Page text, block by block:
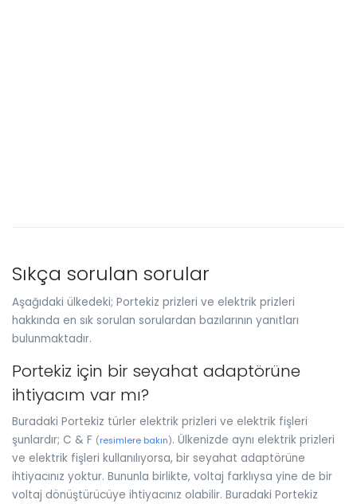
Sıkça sorulan sorular
Aşağıdaki ülkedeki; Portekiz prizleri ve elektrik prizleri
hakkında en sık sorulan sorulardan bazılarının yanıtları
bulunmaktadır.
Portekiz için bir seyahat adaptörüne
ihtiyacım var mı?
Buradaki Portekiz türler elektrik prizleri ve elektrik fişleri
şunlardır; C & F (resimlere bakın). Ülkenizde aynı elektrik prizleri
ve elektrik fişleri kullanılıyorsa, bir seyahat adaptörüne
ihtiyacınız yoktur. Bununla birlikte, voltaj farklıysa yine de bir
voltaj dönüştürücüye ihtiyacınız olabilir. Buradaki Portekiz